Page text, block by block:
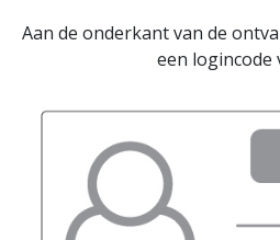
Aan de onderkant van de
een logincode